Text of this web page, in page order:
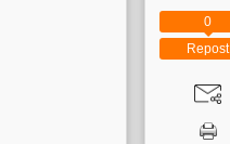
Repost
0